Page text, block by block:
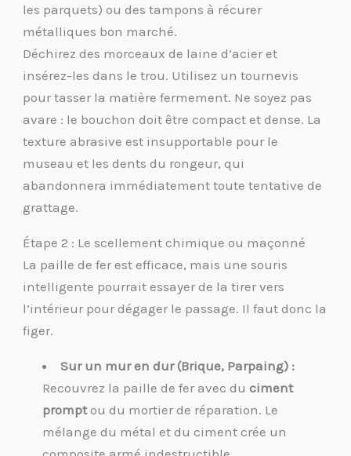
les parquets) ou des tampons à récurer
métalliques bon marché.
Déchirez des morceaux de laine d’acier et
insérez-les dans le trou. Utilisez un tournevis
pour tasser la matière fermement. Ne soyez pas
avare : le bouchon doit être compact et dense. La
texture abrasive est insupportable pour le
museau et les dents du rongeur, qui
abandonnera immédiatement toute tentative de
grattage.
Étape 2 : Le scellement chimique ou maçonné
La paille de fer est efficace, mais une souris
intelligente pourrait essayer de la tirer vers
l’intérieur pour dégager le passage. Il faut donc la
figer.
Sur un mur en dur (Brique, Parpaing) :
Recouvrez la paille de fer avec duciment
promptou du mortier de réparation. Le
mélange du métal et du ciment crée un